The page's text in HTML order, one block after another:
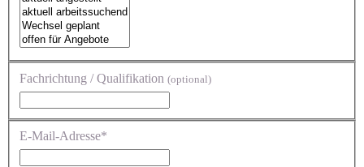
Fachrichtung / Qualifikation (optional)
E-Mail-Adresse*